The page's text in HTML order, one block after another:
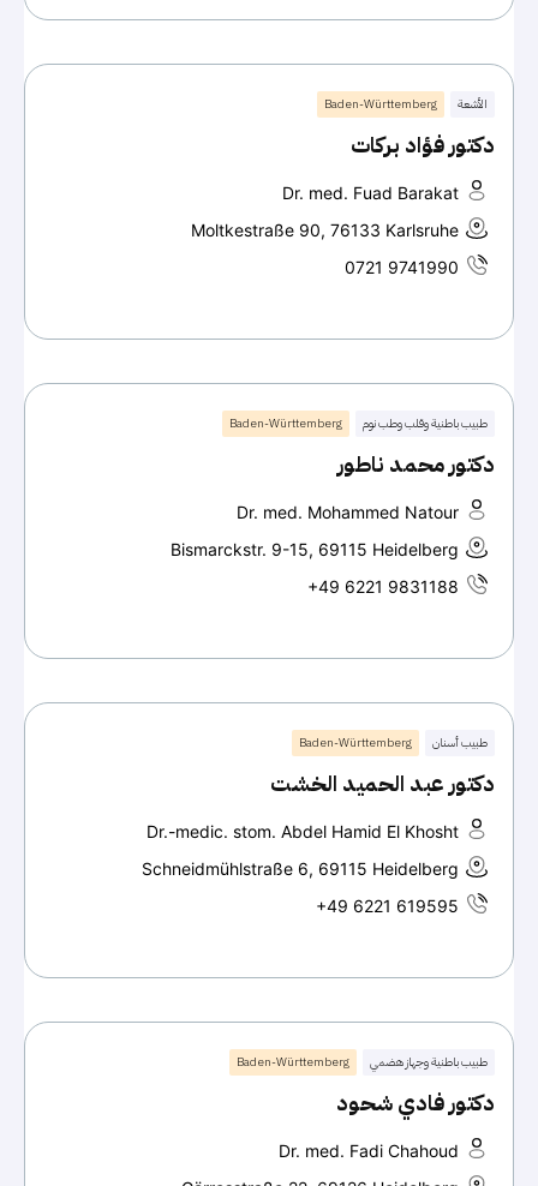
الأشعة Baden-Württemberg
دكتور فؤاد بركات
Dr. med. Fuad Barakat
Moltkestraße 90, 76133 Karlsruhe
0721 9741990
طبيب باطنية وقلب وطب نوم Baden-Württemberg
دكتور محمد ناطور
Dr. med. Mohammed Natour
Bismarckstr. 9-15, 69115 Heidelberg
+49 6221 9831188
طبيب أسنان Baden-Württemberg
دكتور عبد الحميد الخشت
Dr.-medic. stom. Abdel Hamid El Khosht
Schneidmühlstraße 6, 69115 Heidelberg
+49 6221 619595
طبيب باطنية وجهاز هضمي Baden-Württemberg
دكتور فادي شحود
Dr. med. Fadi Chahoud